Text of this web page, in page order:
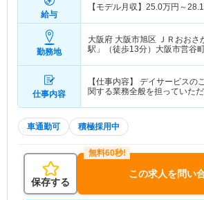
給与
【モデル月収】 25.0万円～28.1
勤務地
大阪府 大阪市旭区 ＪＲおおさ
駅」（徒歩13分）大阪市営谷
仕事内容
【仕事内容】 デイサービスの
関する業務全般を担っていた
車通勤可 積極採用中
保存する
この求人を問い